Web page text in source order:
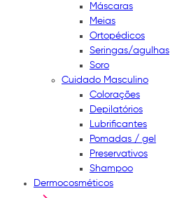
Máscaras
Meias
Ortopédicos
Seringas/agulhas
Soro
Cuidado Masculino
Colorações
Depilatórios
Lubrificantes
Pomadas / gel
Preservativos
Shampoo
Dermocosméticos